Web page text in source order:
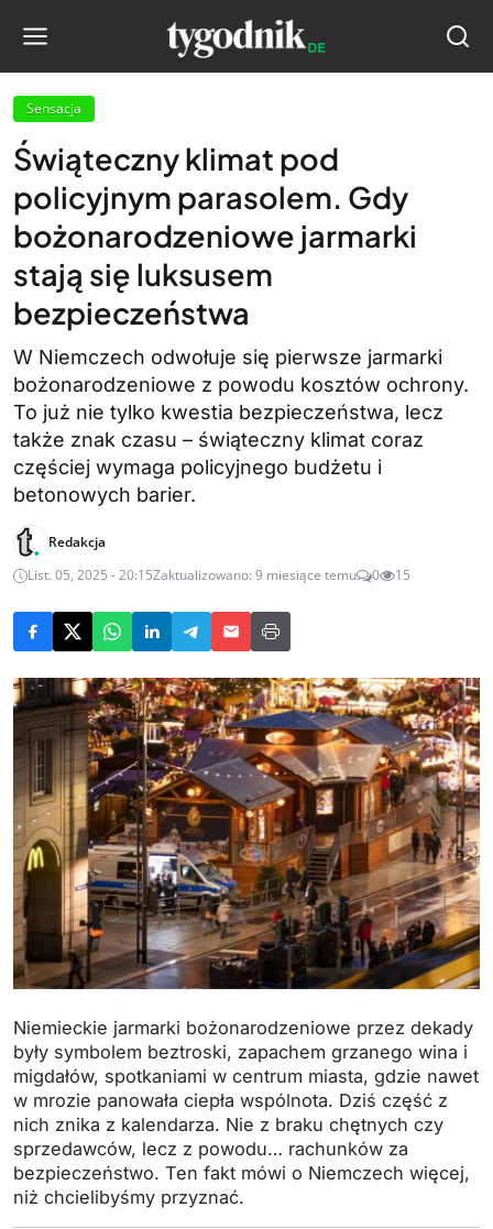
Sensacja
Świąteczny klimat pod
policyjnym parasolem. Gdy
bożonarodzeniowe jarmarki
stają się luksusem
bezpieczeństwa
W Niemczech odwołuje się pierwsze jarmarki
bożonarodzeniowe z powodu kosztów ochrony.
To już nie tylko kwestia bezpieczeństwa, lecz
także znak czasu – świąteczny klimat coraz
częściej wymaga policyjnego budżetu i
betonowych barier.
Redakcja
List. 05, 2025 - 20:15Zaktualizowano: 9 miesiące temu 0 15
Niemieckie jarmarki bożonarodzeniowe przez dekady
były symbolem beztroski, zapachem grzanego wina i
migdałów, spotkaniami w centrum miasta, gdzie nawet
w mrozie panowała ciepła wspólnota. Dziś część z
nich znika z kalendarza. Nie z braku chętnych czy
sprzedawców, lecz z powodu… rachunków za
bezpieczeństwo. Ten fakt mówi o Niemczech więcej,
niż chcielibyśmy przyznać.